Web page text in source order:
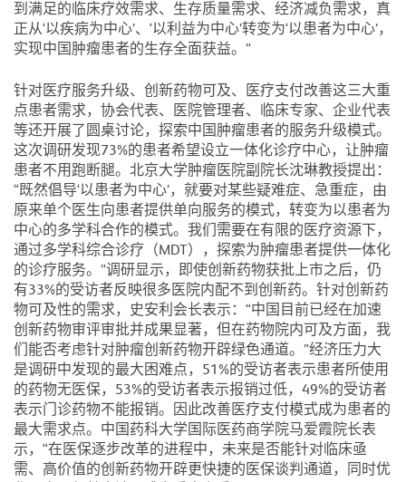
到满足的临床疗效需求、生存质量需求、经济减负需求，真
正从‘以疾病为中心’、‘以利益为中心’转变为‘以患者为中心’，
实现中国肿瘤患者的生存全面获益。”
针对医疗服务升级、创新药物可及、医疗支付改善这三大重
点患者需求，协会代表、医院管理者、临床专家、企业代表
等还开展了圆桌讨论，探索中国肿瘤患者的服务升级模式。
这次调研发现73%的患者希望设立一体化诊疗中心，让肿瘤
患者不用跑断腿。北京大学肿瘤医院副院长沈琳教授提出：
“既然倡导‘以患者为中心’，就要对某些疑难症、急重症，由
原来单个医生向患者提供单向服务的模式，转变为以患者为
中心的多学科合作的模式。我们需要在有限的医疗资源下，
通过多学科综合诊疗（MDT），探索为肿瘤患者提供一体化
的诊疗服务。”调研显示，即使创新药物获批上市之后，仍
有33%的受访者反映很多医院内配不到创新药。针对创新药
物可及性的需求，史安利会长表示：“中国目前已经在加速
创新药物审评审批并成果显著，但在药物院内可及方面，我
们能否考虑针对肿瘤创新药物开辟绿色通道。”经济压力大
是调研中发现的最大困难点，51%的受访者表示患者所使用
的药物无医保，53%的受访者表示报销过低，49%的受访者
表示门诊药物不能报销。因此改善医疗支付模式成为患者的
最大需求点。中国药科大学国际医药商学院马爱霞院长表
示，“在医保逐步改革的进程中，未来是否能针对临床亟
需、高价值的创新药物开辟更快捷的医保谈判通道，同时优